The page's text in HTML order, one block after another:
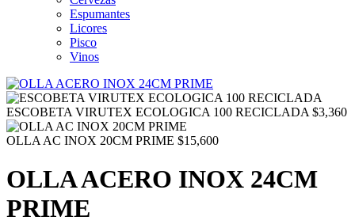
Espumantes
Licores
Pisco
Vinos
ESCOBETA VIRUTEX ECOLOGICA 100 RECICLADA $3,360
OLLA AC INOX 20CM PRIME $15,600
OLLA ACERO INOX 24CM
PRIME